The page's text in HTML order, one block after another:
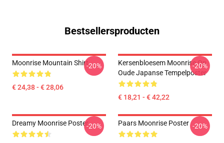
Bestsellersproducten
Moonrise Mountain Shirt
€ 24,38 - € 28,06
-20%
Kersenbloesem Moonrise Op
Oude Japanse Tempelposter
€ 18,21 - € 42,22
-20%
Dreamy Moonrise Poster-20% Paars Moonrise Poster -20%